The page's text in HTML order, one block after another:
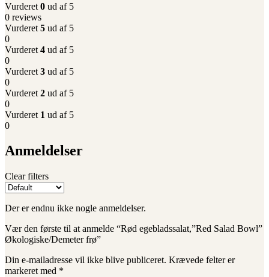
Vurderet 0 ud af 5
0 reviews
Vurderet 5 ud af 5
0
Vurderet 4 ud af 5
0
Vurderet 3 ud af 5
0
Vurderet 2 ud af 5
0
Vurderet 1 ud af 5
0
Anmeldelser
Clear filters
Der er endnu ikke nogle anmeldelser.
Vær den første til at anmelde “Rød egebladssalat,”Red Salad Bowl”
Økologiske/Demeter frø”
Din e-mailadresse vil ikke blive publiceret. Krævede felter er
markeret med *